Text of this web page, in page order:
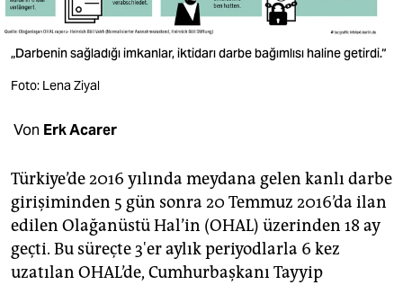
verlag
veranstaltungen
shop
fragen & hilfe
abo
genossenschaft
epaper login
„Darbenin sağladığı imkanlar, iktidarı darbe bağımlısı haline getirdi.“
Foto: Lena Ziyal
Von Erk Acarer
Türkiye’de 2016 yılında meydana gelen kanlı darbe
girişiminden 5 gün sonra 20 Temmuz 2016’da ilan
edilen Olağanüstü Hal’in (OHAL) üzerinden 18 ay
geçti. Bu süreçte 3'er aylık periyodlarla 6 kez
uzatılan OHAL’de, Cumhurbaşkanı Tayyip